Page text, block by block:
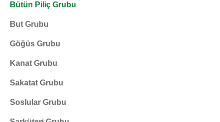
Bütün Piliç Grubu
But Grubu
Göğüs Grubu
Kanat Grubu
Sakatat Grubu
Soslular Grubu